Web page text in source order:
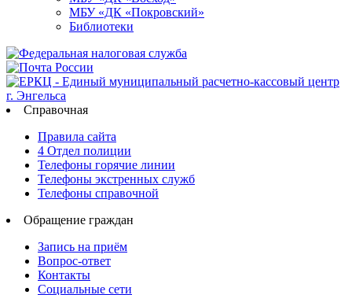
МБУ «ДК «Покровский»
Библиотеки
Справочная
Правила сайта
4 Отдел полиции
Телефоны горячие линии
Телефоны экстренных служб
Телефоны справочной
Обращение граждан
Запись на приём
Вопрос-ответ
Контакты
Социальные сети